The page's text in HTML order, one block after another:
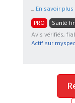
... En savoir plus
PRO
Santé
Avis vérifiés,
Actif sur